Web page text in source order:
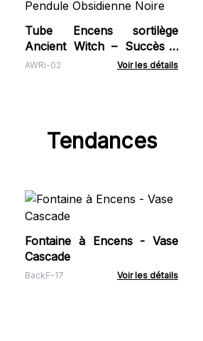
Tube Encens sortilège
Ancient Witch – Succès –
Pendule Obsidienne Noire
AWRi-02 Voir les détails
Tendances
Fontaine à Encens - Vase
Cascade
BackF-17 Voir les détails